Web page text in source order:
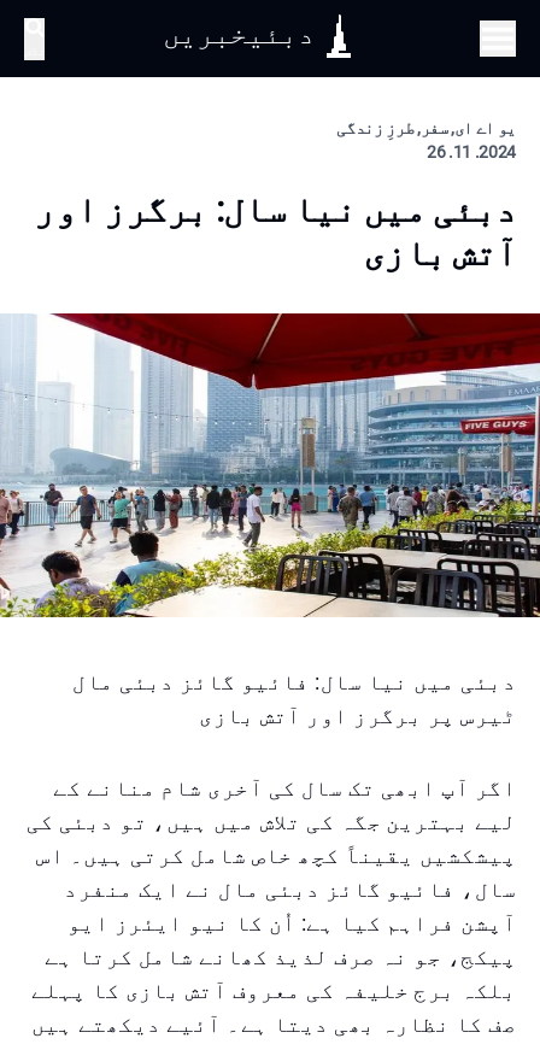
دبئیخبریں
یو اے ای, سفر, طرزِ زندگی
2024. 11. 26
دبئی میں نیا سال: برگرز اور
آتش بازی
دبئی میں نیا سال: فائیو گائز دبئی مال
ٹیرس پر برگرز اور آتش بازی
اگر آپ ابھی تک سال کی آخری شام منانے کے
لیے بہترین جگہ کی تلاش میں ہیں، تو دبئی کی
پیشکشیں یقیناً کچھ خاص شامل کرتی ہیں۔ اس
سال، فائیو گائز دبئی مال نے ایک منفرد
آپشن فراہم کیا ہے: اُن کا نیو ایئرز ایو
پیکج، جو نہ صرف لذیذ کھانے شامل کرتا ہے
بلکہ برج خلیفہ کی معروف آتش بازی کا پہلے
صف کا نظارہ بھی دیتا ہے۔ آئیے دیکھتے ہیں